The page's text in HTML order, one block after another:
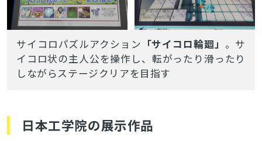
サイコロパズルアクション 「サイコロ輪廻」 。サ
イコロ状の主人公を操作し、転がったり滑ったり
しながらステージクリアを目指す
日本工学院の展示作品